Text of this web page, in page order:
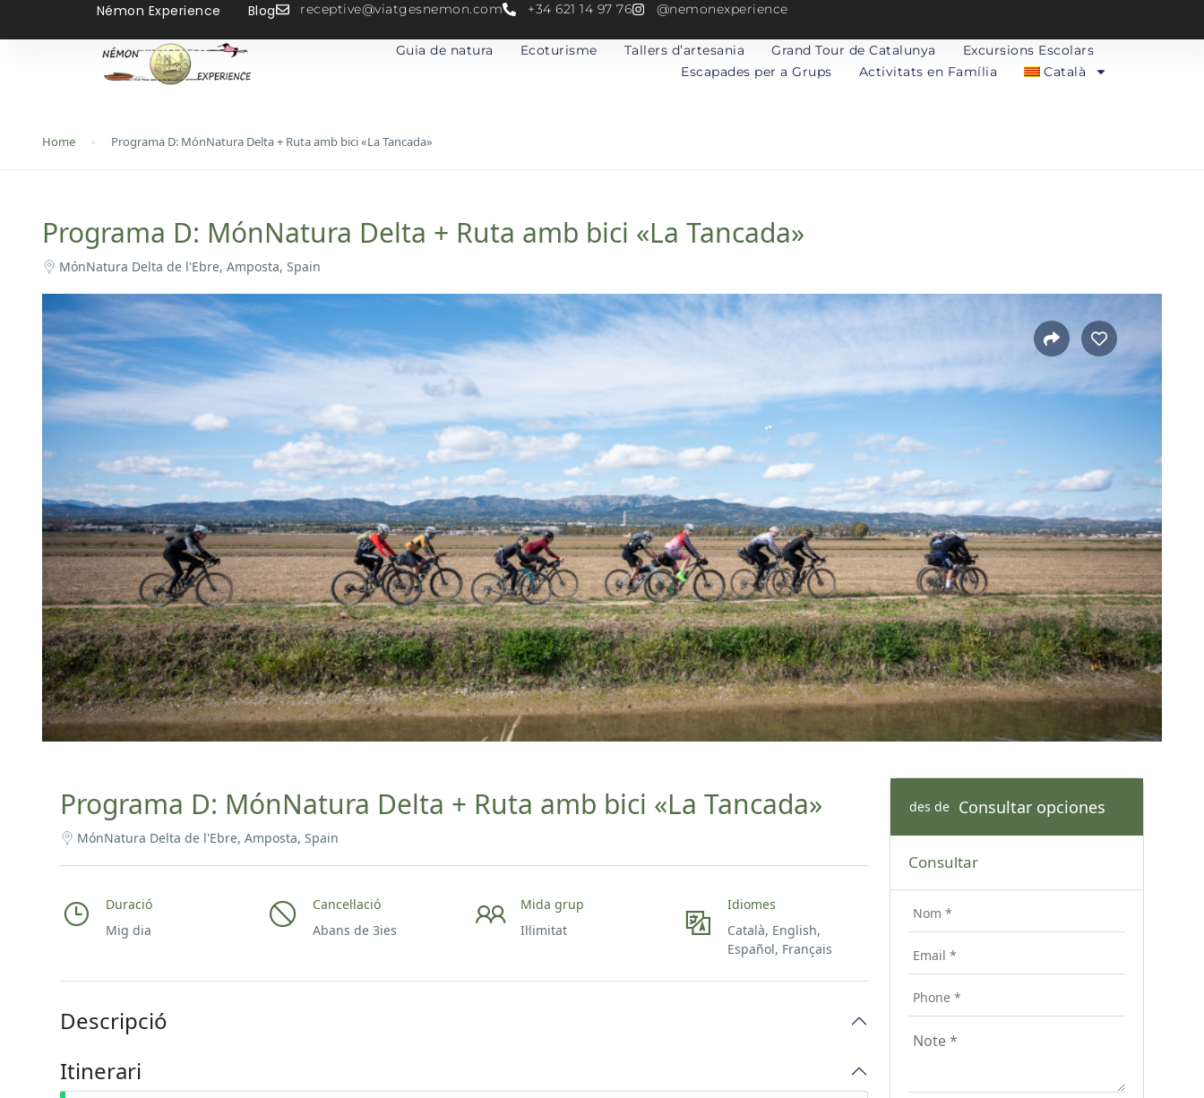
Némon Experience Blog receptive@viatgesnemon.com +34 621 14 97 76 @nemonexperience
Guia de natura Ecoturisme Tallers d’artesania Grand Tour de Catalunya
Excursions Escolars
Escapades per a Grups
Activitats en Família Català
Home Programa D: MónNatura Delta + Ruta amb bici «La Tancada»
Programa D: MónNatura Delta + Ruta amb bici «La Tancada»
MónNatura Delta de l'Ebre, Amposta, Spain
Programa D: MónNatura Delta + Ruta amb bici «La Tancada»
MónNatura Delta de l'Ebre, Amposta, Spain
Duració
Mig dia
Cancel·lació
Abans de 3ies
Mida grup
Il·limitat
Idiomes
Català, English,
Español, Français
Descripció
Itinerari
des de Consultar opciones
Consultar